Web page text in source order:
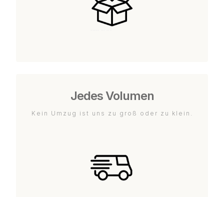
Jedes Volumen
Kein Umzug ist uns zu groß oder zu klein.